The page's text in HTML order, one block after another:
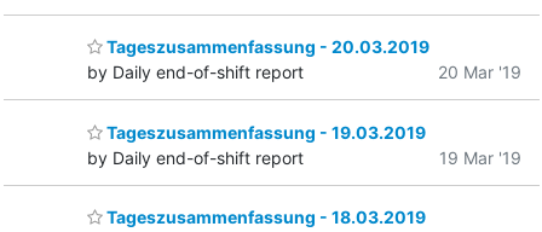
Tageszusammenfassung - 20.03.2019
by Daily end-of-shift report
20 Mar '19
Tageszusammenfassung - 19.03.2019
by Daily end-of-shift report
19 Mar '19
Tageszusammenfassung - 18.03.2019